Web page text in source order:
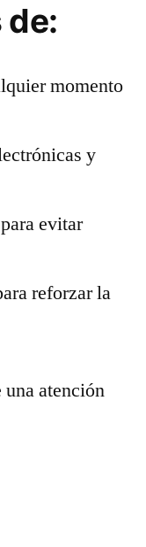
de:
momento
y
evitar
reforzar la
atención